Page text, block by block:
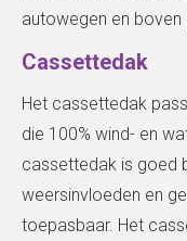
autowegen en boven
Cassettedak
Het cassettedak
die 100% wind- en
cassettedak is goed
weersinvloeden en
toepasbaar. Het